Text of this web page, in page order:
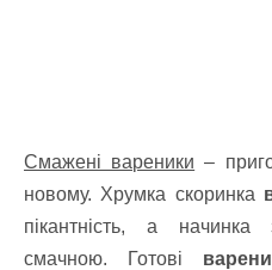
Смажені вареники –
новому. Хрумка скоринка
пікантність, а начинка
смачною. Готові